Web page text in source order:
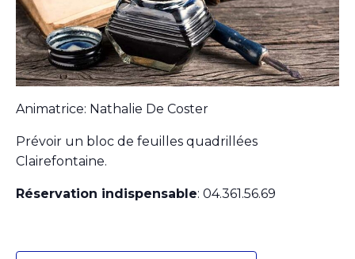
Animatrice: Nathalie De Coster
Prévoir un bloc de feuilles quadrillées
Clairefontaine.
Réservation indispensable: 04.361.56.69